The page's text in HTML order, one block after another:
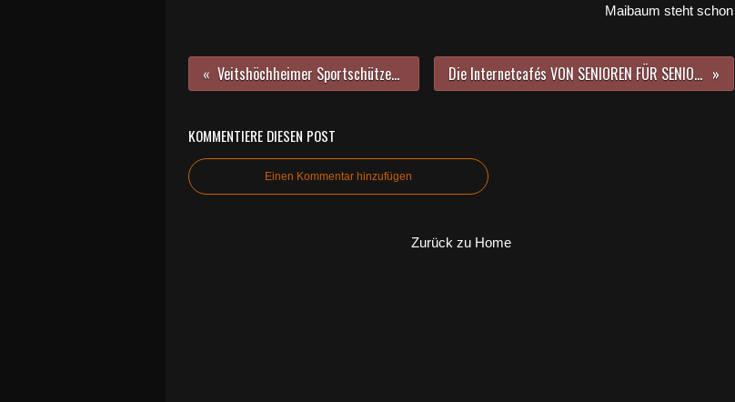
Maibaum steht schon
Veitshöchheimer Sportschützen sagen Vitusfest und Vereinspokalschießen 2020 ab Die Internetcafés VON SENIOREN FÜR SENIOREN (auch Veitshöchheim) machen mit virtuellen Thementagen weiter
KOMMENTIERE DIESEN POST
Einen Kommentar hinzufügen
Zurück zu Home